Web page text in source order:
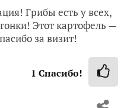
Грибы есть у всех,
Этот картофель —
за визит!
1 Спасибо!